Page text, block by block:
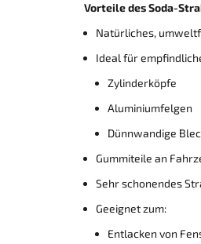
Vorteile des Soda-
Natürliches,
Ideal für
Zylinderköpfe
Aluminiumfelgen
Dünnwandige
Gummiteile an
Sehr schonendes
Geeignet zum:
Entlacken von